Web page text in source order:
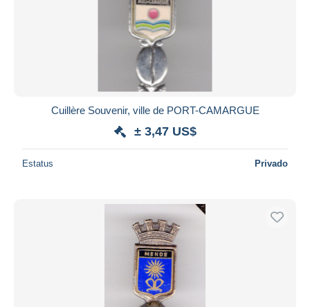
Cuillère Souvenir, ville de PORT-CAMARGUE
± 3,47 US$
Estatus Privado